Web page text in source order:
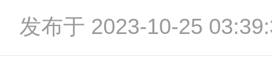
发布于 2023-10-25